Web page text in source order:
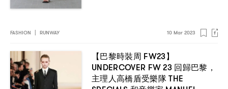
FASHION | RUNWAY 10 Mar 2023
【巴黎時裝周 FW23 】
UNDERCOVER FW 23 回歸巴黎 ，
主理人高橋盾受樂隊THE